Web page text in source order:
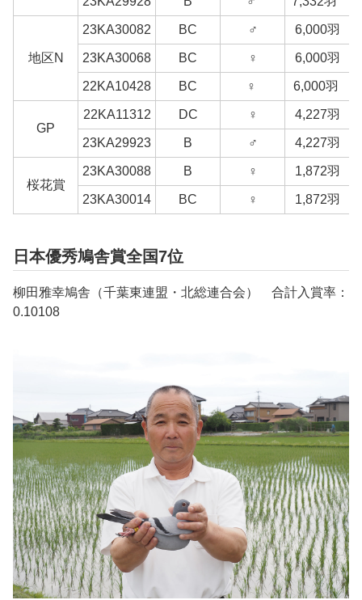
地区N
23KA30082 BC ♂ 6,000羽
23KA30068 BC ♀ 6,000羽
22KA10428 BC ♀ 6,000羽
GP
22KA11312 DC ♀ 4,227羽
23KA29923 B ♂ 4,227羽
桜花賞
23KA30088 B ♀ 1,872羽
23KA30014 BC ♀ 1,872羽
日本優秀鳩舎賞全国7位
柳田雅幸鳩舎（千葉東連盟・北総連合会） 合計入賞率：
0.10108